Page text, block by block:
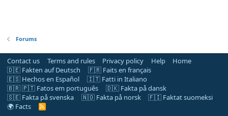
Forums
Contact us Terms and rules Privacy policy Help
Home
🇩🇪 Fakten auf Deutsch
🇫🇷 Faits en français
🇪🇸 Hechos en Español
🇮🇹 Fatti in Italiano
🇧🇷 🇵🇹 Fatos em português
🇩🇰 Fakta på dansk
🇸🇪 Fakta på svenska
🇳🇴 Fakta på norsk
🇫🇮 Faktat suomeksi
🌍 Facts
R